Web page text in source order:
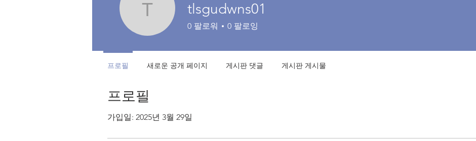
프로필
가입일: 2025년 3월 29일
tlsgudwns01
tlsgudwns01
0 팔로워 0 팔로잉
프로필 새로운 공개 페이지 게시판 댓글 게시판 게시물